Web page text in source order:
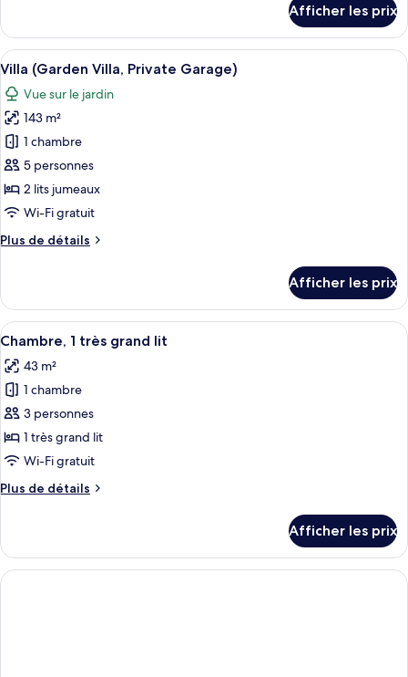
lits
jumeaux
(Fuji
View)
Chambre
Deluxe,
2
jumeaux
(Fuji
View)
Afficher les prix
Afficher
toutes
les
photos
pour
ce
type
de
chambre :
Villa
Private
Garage)
Un intérieur moderne comprenant
8
Villa (Garden Villa, Private Garage)
Vue sur le jardin
143 m²
1 chambre
5 personnes
2 lits jumeaux
Wi-Fi gratuit
Plus de détails
Plus
Villa
(Garden
Villa,
Garage)
Afficher les prix
Afficher
toutes
les
photos
pour
ce
type
chambre :
très
grand
Une chambre d’hôtel avec un
7
Chambre, 1 très grand lit
43 m²
1 chambre
3 personnes
1 très grand lit
Wi-Fi gratuit
Plus de détails
Plus
Chambre,
très
Afficher les prix